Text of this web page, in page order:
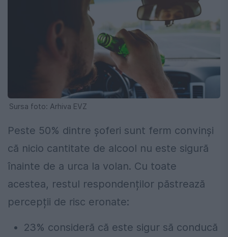
Sursa foto: Arhiva EVZ
Peste 50% dintre șoferi sunt ferm convinși
că nicio cantitate de alcool nu este sigură
înainte de a urca la volan. Cu toate
acestea, restul respondenților păstrează
percepții de risc eronate:
23% consideră că este sigur să conducă